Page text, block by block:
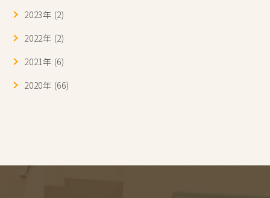
2023年 (2)
2022年 (2)
2021年 (6)
2020年 (66)